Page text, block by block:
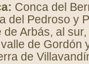
Conca del
del Pedroso y
de Arbás, al
de Gordón
de